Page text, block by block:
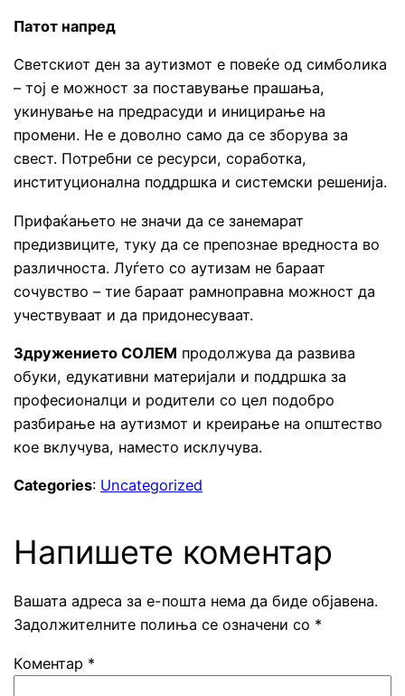
Патот напред
Светскиот ден за аутизмот е повеќе од симболика
– тој е можност за поставување прашања,
укинување на предрасуди и иницирање на
промени. Не е доволно само да се зборува за
свест. Потребни се ресурси, соработка,
институционална поддршка и системски решенија.
Прифаќањето не значи да се занемарат
предизвиците, туку да се препознае вредноста во
различноста. Луѓето со аутизам не бараат
сочувство – тие бараат рамноправна можност да
учествуваат и да придонесуваат.
Здружението СОЛЕМ продолжува да развива
обуки, едукативни материјали и поддршка за
професионалци и родители со цел подобро
разбирање на аутизмот и креирање на општество
кое вклучува, наместо исклучува.
Categories: Uncategorized
Напишете коментар
Вашата адреса за е-пошта нема да биде објавена.
Задолжителните полиња се означени со *
Коментар *